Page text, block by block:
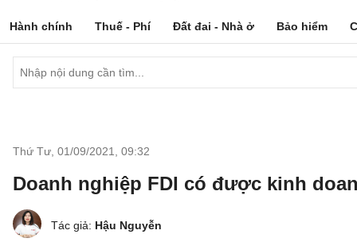
Hành chính Thuế - Phí Đất đai - Nhà ở Bảo hiểm
Thứ Tư, 01/09/2021 09:32
Doanh nghiệp FDI có được kinh
Tác giả: Hậu Nguyễn